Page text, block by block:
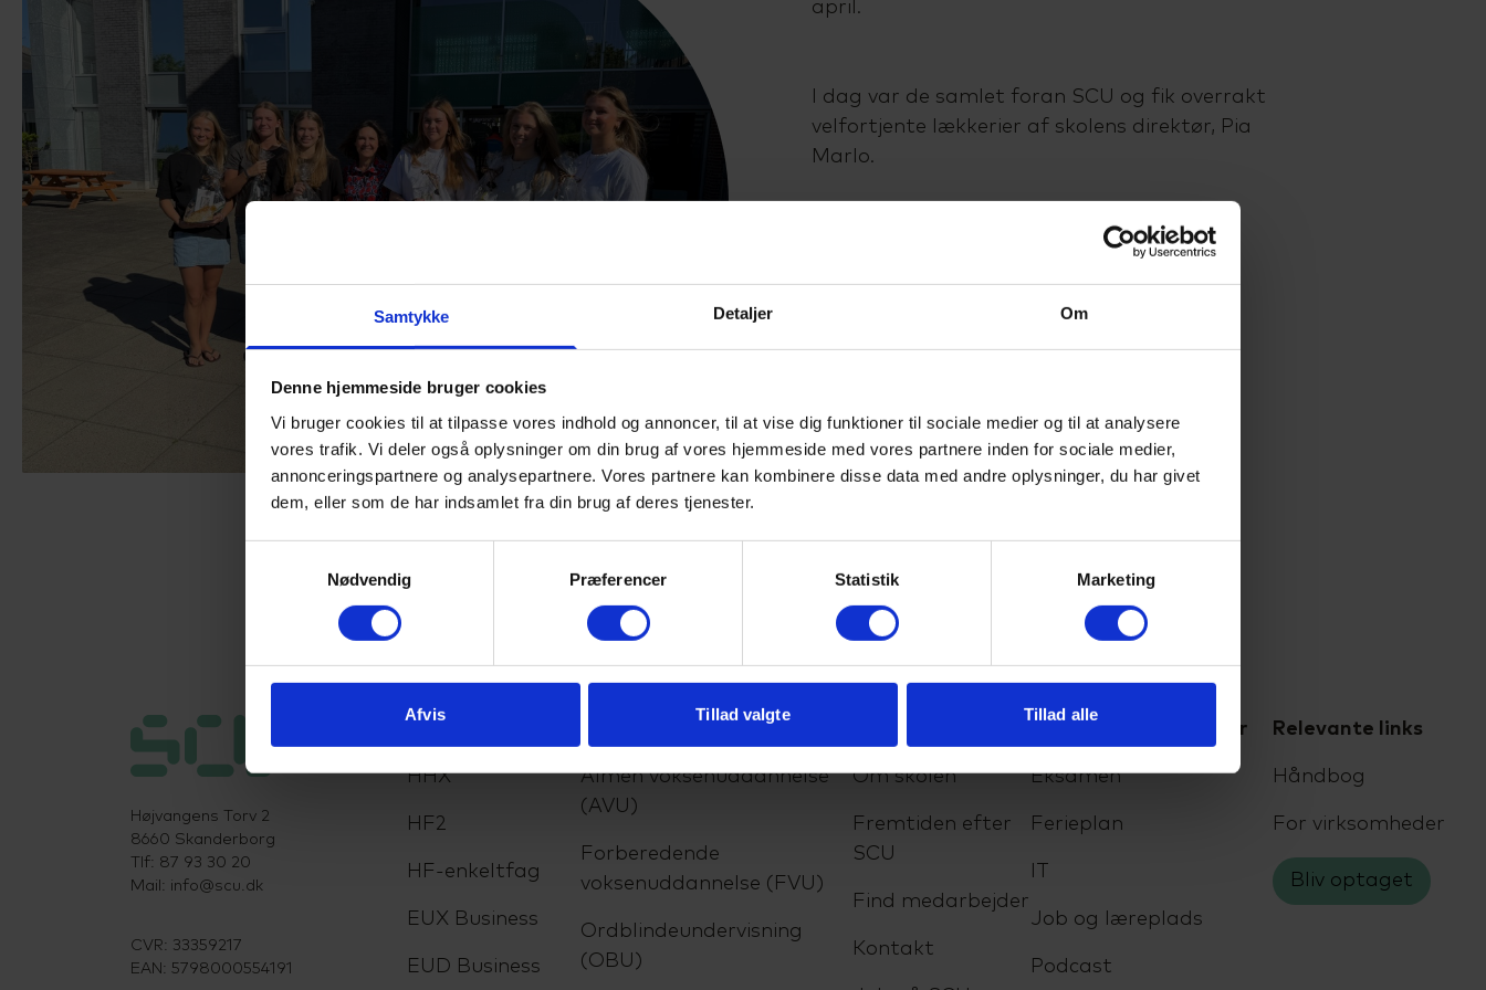
Samtykke Detaljer Om
Denne hjemmeside bruger cookies
Vi bruger cookies til at tilpasse vores indhold og annoncer, til at vise dig funktioner til sociale medier og til at analysere
vores trafik. Vi deler også oplysninger om din brug af vores hjemmeside med vores partnere inden for sociale medier,
annonceringspartnere og analysepartnere. Vores partnere kan kombinere disse data med andre oplysninger, du har givet
dem, eller som de har indsamlet fra din brug af deres tjenester.
Nødvendig
Præferencer Statistik Marketing
Afvis Tillad valgte Tillad alle
april.
I dag var de samlet foran SCU og fik overrakt
velfortjente lækkerier af skolens direktør, Pia
Marlo.
Sidsel Juel Christensen
Signe Aae Kahr
Højvangens Torv 2
8660 Skanderborg
Tlf: 87 93 30 20
Mail: info@scu.dk
CVR: 33359217
EAN: 5798000554191
HHX
HF2
HF-enkeltfag
EUX Business
EUD Business
Almen voksenuddannelse
(AVU)
Forberedende
voksenuddannelse (FVU)
Ordblindeundervisning
(OBU)
Om skolen
Fremtiden efter
SCU
Find medarbejder
Kontakt
For elever og kursister
Eksamen
Ferieplan
Job og læreplads
Podcast
Relevante links
Håndbog
For virksomheder
Bliv optaget
Almen voksenuddannelse (AVU)
Ordblindeundervisning (OBU)
Talenttilbud